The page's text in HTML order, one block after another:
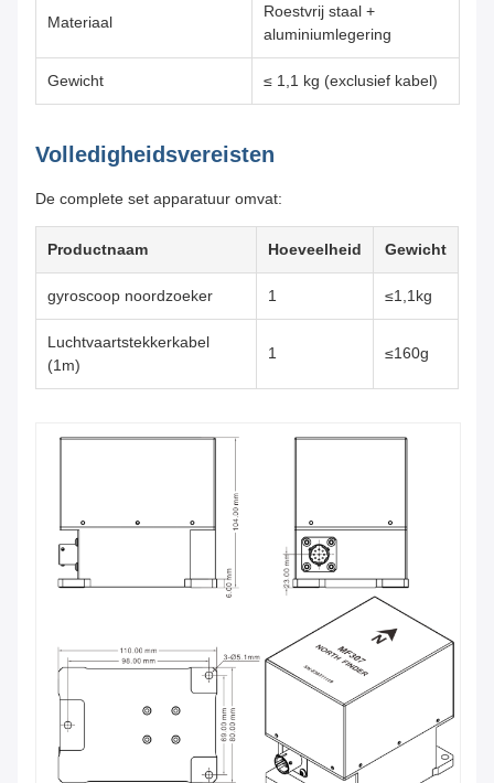
Materiaal
Roestvrij staal +
aluminiumlegering
Gewicht ≤ 1,1 kg (exclusief kabel)
Volledigheidsvereisten
De complete set apparatuur omvat:
Productnaam Hoeveelheid Gewicht
gyroscoop noordzoeker 1 ≤1,1kg
Luchtvaartstekkerkabel
(1m)
1 ≤160g